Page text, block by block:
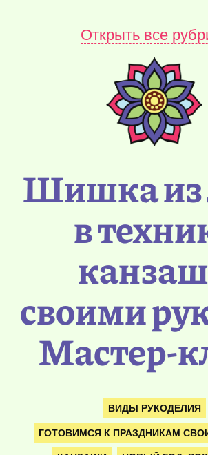
Открыть все
Шишка из
в
своими
Мастер-
ВИДЫ РУКОДЕЛИЯ
ГОТОВИМСЯ К ПРАЗДНИКАМ